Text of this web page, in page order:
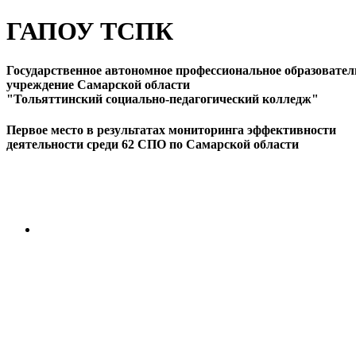
ГАПОУ ТСПК
Государственное автономное профессиональное
учреждение Самарской области
"Тольяттинский социально-педагогический колледж"
Первое место в результатах мониторинга эффективности
деятельности среди 62 СПО по Самарской области